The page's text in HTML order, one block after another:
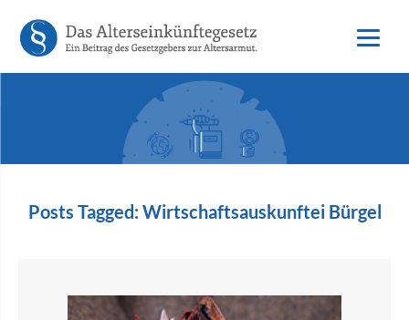
Posts Tagged:Wirtschaftsauskunftei Bürgel